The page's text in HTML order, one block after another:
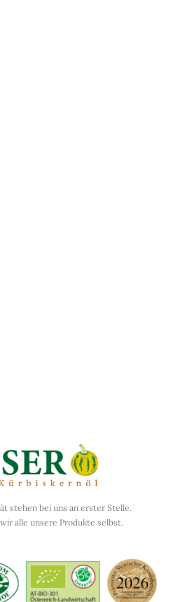
stehen bei uns an erster Stelle.
alle unsere Produkte selbst.